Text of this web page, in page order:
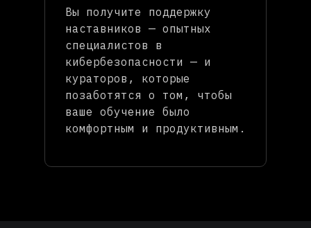
Вы получите поддержку
наставников — опытных
специалистов в
кибербезопасности — и
кураторов, которые
позаботятся о том, чтобы
ваше обучение было
комфортным и продуктивным.